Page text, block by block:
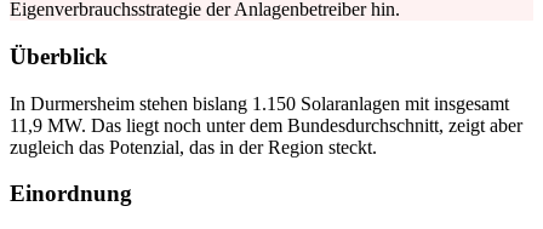
Eigenverbrauchsstrategie der Anlagenbetreiber hin.
Überblick
In Durmersheim stehen bislang 1.150 Solaranlagen mit insgesamt
11,9 MW. Das liegt noch unter dem Bundesdurchschnitt, zeigt aber
zugleich das Potenzial, das in der Region steckt.
Einordnung